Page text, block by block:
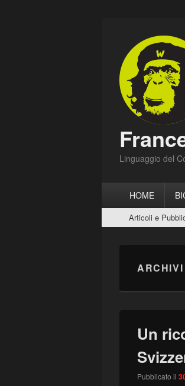
Linguaggio del
principaleHOME
secondario
Articoli e
ARCHIVI
Un
Pubblicato il